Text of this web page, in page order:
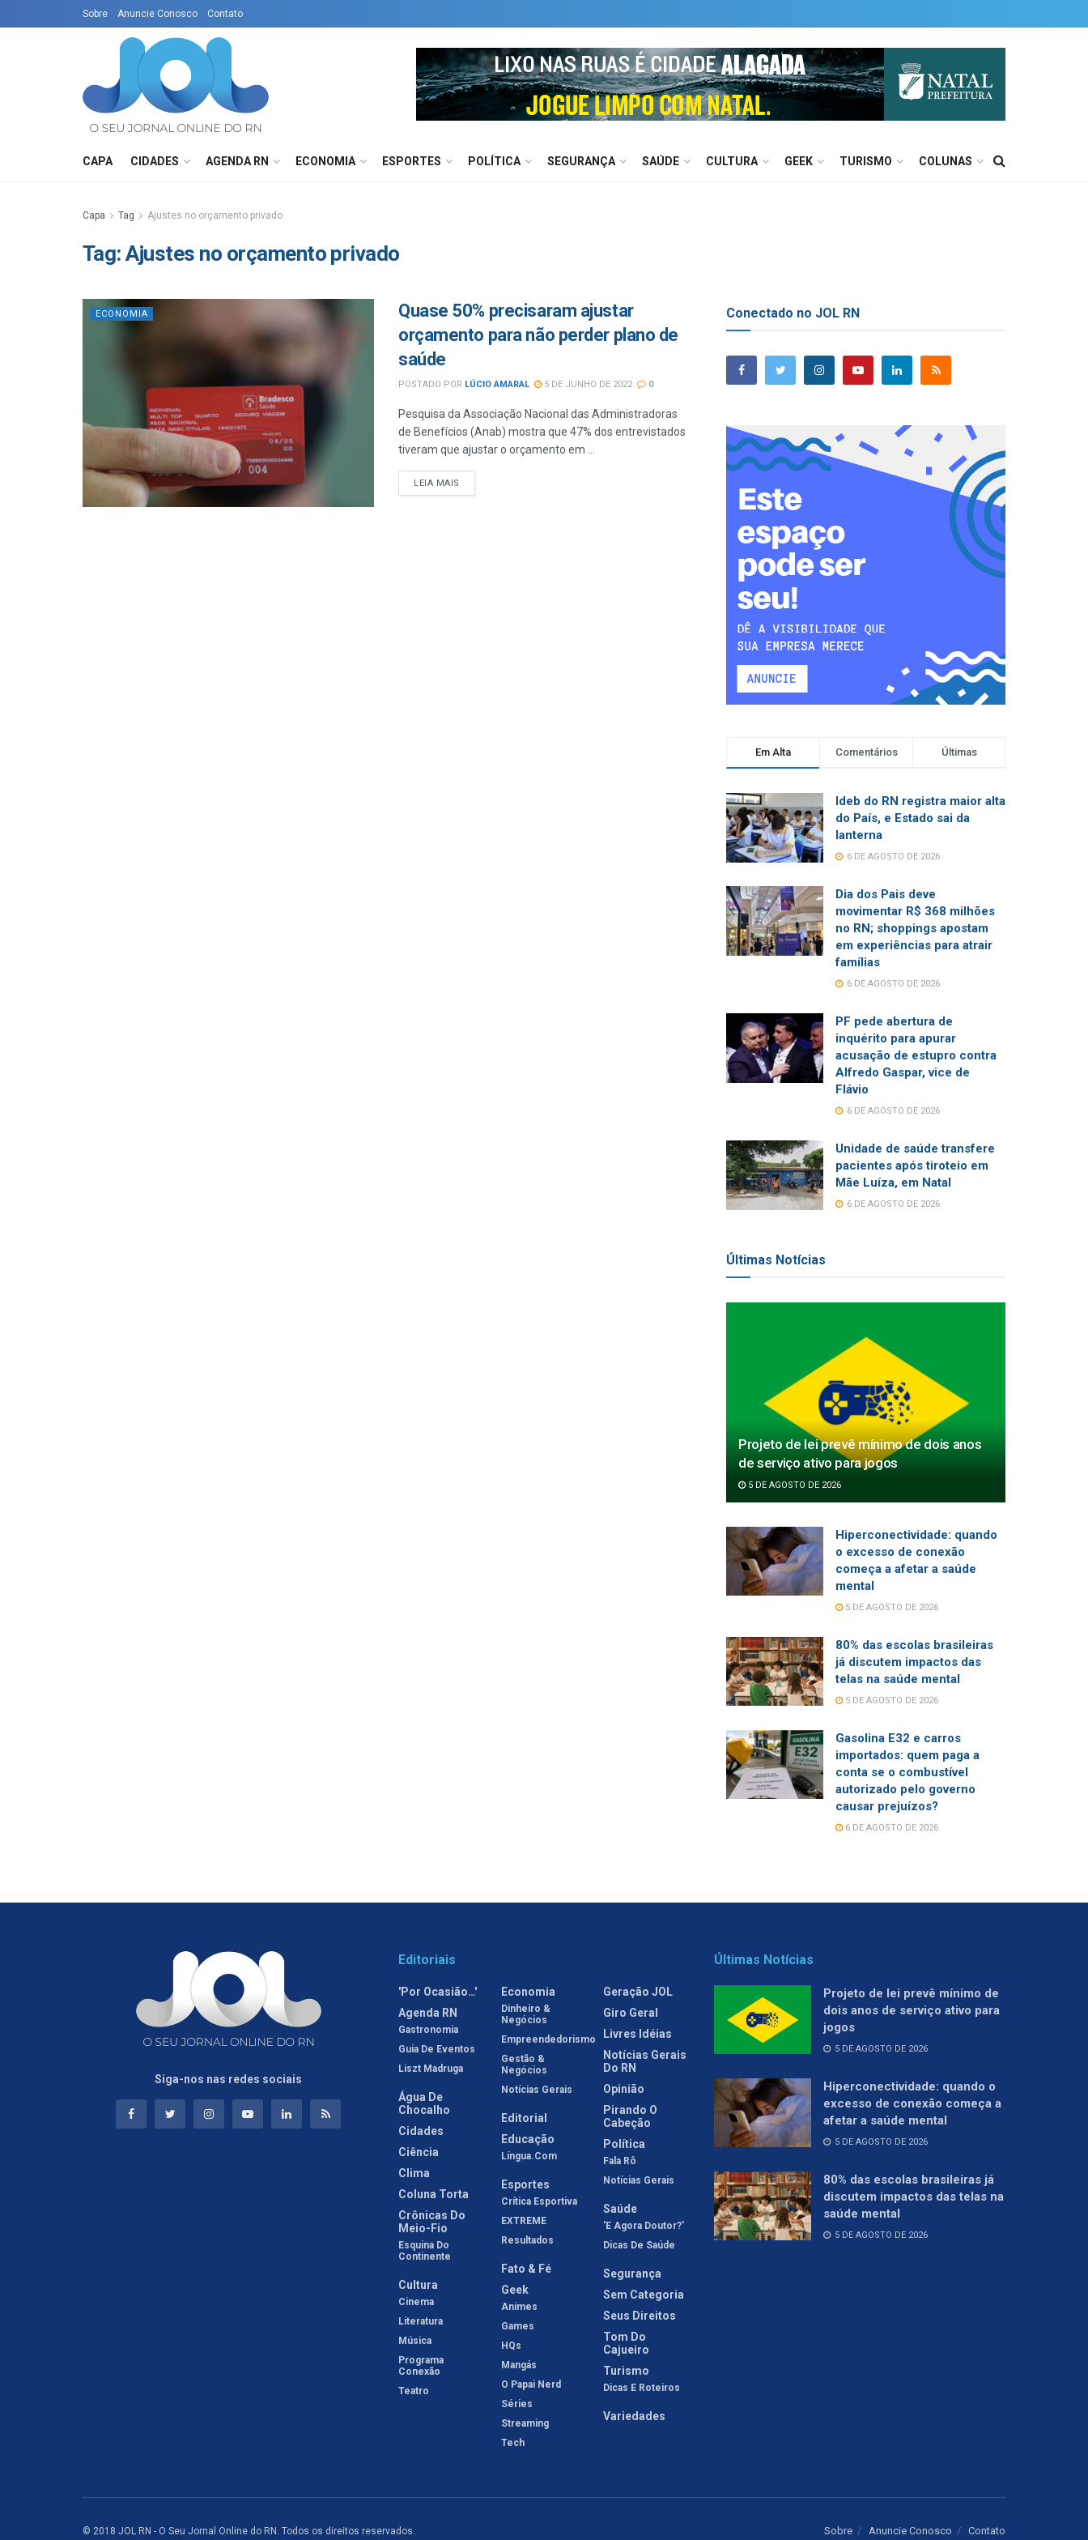
Sobre Anuncie Conosco Contato
CAPA CIDADES AGENDA RN ECONOMIA ESPORTES POLÍTICA SEGURANÇA SAÚDE CULTURA GEEK TURISMO COLUNAS
Capa Tag Ajustes no orçamento privado
Tag:Ajustes no orçamento privado
ECONOMIA
Quase 50% precisaram ajustar
orçamento para não perder plano de
saúde
POSTADO POR LÚCIO AMARAL 5 DE JUNHO DE 2022 0
Pesquisa da Associação Nacional das Administradoras
de Benefícios (Anab) mostra que 47% dos entrevistados
tiveram que ajustar o orçamento em ...
LEIA MAIS
Conectado no JOL RN
Em Alta Comentários Últimas
Ideb do RN registra maior alta
do País, e Estado sai da
lanterna
6 DE AGOSTO DE 2026
Dia dos Pais deve
movimentar R$ 368 milhões
no RN; shoppings apostam
em experiências para atrair
famílias
6 DE AGOSTO DE 2026
PF pede abertura de
inquérito para apurar
acusação de estupro contra
Alfredo Gaspar, vice de
Flávio
6 DE AGOSTO DE 2026
Unidade de saúde transfere
pacientes após tiroteio em
Mãe Luíza, em Natal
6 DE AGOSTO DE 2026
Últimas Notícias
Projeto de lei prevê mínimo de dois anos
de serviço ativo para jogos
5 DE AGOSTO DE 2026
Hiperconectividade: quando
o excesso de conexão
começa a afetar a saúde
mental
5 DE AGOSTO DE 2026
80% das escolas brasileiras
já discutem impactos das
telas na saúde mental
5 DE AGOSTO DE 2026
Gasolina E32 e carros
importados: quem paga a
conta se o combustível
autorizado pelo governo
causar prejuízos?
6 DE AGOSTO DE 2026
Siga-nos nas redes sociais
Editoriais
'Por Ocasião…'
Agenda RN
Gastronomia
Guia De Eventos
Liszt Madruga
Água De
Chocalho
Cidades
Ciência
Clima
Coluna Torta
Crônicas Do
Meio-Fio
Esquina Do
Continente
Cultura
Cinema
Literatura
Música
Programa
Conexão
Teatro
Economia
Dinheiro &
Negócios
Empreendedorismo
Gestão &
Negócios
Notícias Gerais
Editorial
Educação
Língua.com
Esportes
Crítica Esportiva
EXTREME
Resultados
Fato & Fé
Geek
Animes
Games
HQs
Mangás
O Papai Nerd
Séries
Streaming
Tech
Geração JOL
Giro Geral
Livres Idéias
Notícias Gerais
Do RN
Opinião
Pirando O
Cabeção
Política
Fala Rô
Notícias Gerais
Saúde
'E Agora Doutor?'
Dicas De Saúde
Segurança
Sem Categoria
Seus Direitos
Tom Do
Cajueiro
Turismo
Dicas E Roteiros
Variedades
Últimas Notícias
Projeto de lei prevê mínimo de
dois anos de serviço ativo para
jogos
5 DE AGOSTO DE 2026
Hiperconectividade: quando o
excesso de conexão começa a
afetar a saúde mental
5 DE AGOSTO DE 2026
80% das escolas brasileiras já
discutem impactos das telas na
saúde mental
5 DE AGOSTO DE 2026
Sobre Anuncie Conosco Contato
© 2018 JOL RN - O Seu Jornal Online do RN. Todos os direitos reservados.